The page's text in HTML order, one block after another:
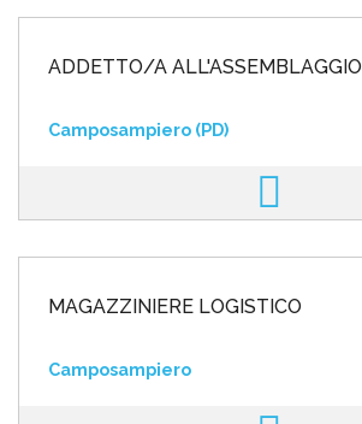
ADDETTO/A ALL'ASSEMBLAGGIO
Camposampiero (PD)
MAGAZZINIERE LOGISTICO
Camposampiero